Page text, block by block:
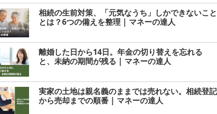
相続の生前対策、「元気なうち」しかできないこと
とは？6つの備えを整理 | マネーの達人
離婚した日から14日。年金の切り替えを忘れる
と、未納の期間が残る | マネーの達人
実家の土地は親名義のままでは売れない。相続登記
から売却までの順番 | マネーの達人